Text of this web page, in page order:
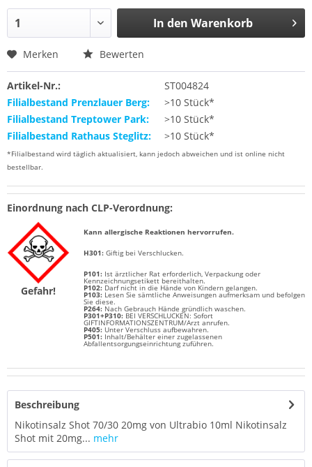
In den Warenkorb
Merken Bewerten
Artikel-Nr.:
ST004824
Filialbestand Prenzlauer Berg:
>10 Stück*
Filialbestand Treptower Park:
>10 Stück*
Filialbestand Rathaus Steglitz:
>10 Stück*
*Filialbestand wird täglich aktualisiert, kann jedoch abweichen und ist online nicht
bestellbar.
Einordnung nach CLP-Verordnung:
Gefahr!
Kann allergische Reaktionen hervorrufen.
H301: Giftig bei Verschlucken.
P101: Ist ärztlicher Rat erforderlich, Verpackung oder
Kennzeichnungsetikett bereithalten.
P102: Darf nicht in die Hände von Kindern gelangen.
P103: Lesen Sie sämtliche Anweisungen aufmerksam und befolgen
Sie diese.
P264: Nach Gebrauch Hände gründlich waschen.
P301+P310: BEI VERSCHLUCKEN: Sofort
GIFTINFORMATIONSZENTRUM/Arzt anrufen.
P405: Unter Verschluss aufbewahren.
P501: Inhalt/Behälter einer zugelassenen
Abfallentsorgungseinrichtung zuführen.
Beschreibung
Nikotinsalz Shot 70/30 20mg von Ultrabio 10ml Nikotinsalz
Shot mit 20mg... mehr